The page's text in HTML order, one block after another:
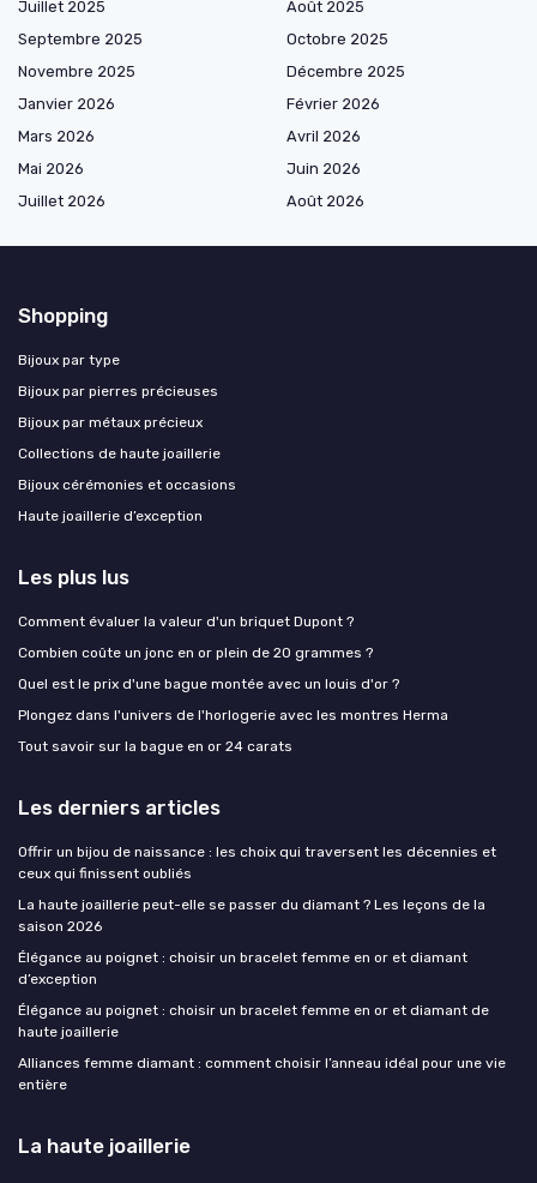
Juillet 2025
Août 2025
Septembre 2025
Octobre 2025
Novembre 2025
Décembre 2025
Janvier 2026
Février 2026
Mars 2026
Avril 2026
Mai 2026
Juin 2026
Juillet 2026
Août 2026
Shopping
Bijoux par type
Bijoux par pierres précieuses
Bijoux par métaux précieux
Collections de haute joaillerie
Bijoux cérémonies et occasions
Haute joaillerie d’exception
Les plus lus
Comment évaluer la valeur d'un briquet Dupont ?
Combien coûte un jonc en or plein de 20 grammes ?
Quel est le prix d'une bague montée avec un louis d'or ?
Plongez dans l'univers de l'horlogerie avec les montres Herma
Tout savoir sur la bague en or 24 carats
Les derniers articles
Offrir un bijou de naissance : les choix qui traversent les décennies et
ceux qui finissent oubliés
La haute joaillerie peut-elle se passer du diamant ? Les leçons de la
saison 2026
Élégance au poignet : choisir un bracelet femme en or et diamant
d’exception
Élégance au poignet : choisir un bracelet femme en or et diamant de
haute joaillerie
Alliances femme diamant : comment choisir l’anneau idéal pour une vie
entière
La haute joaillerie